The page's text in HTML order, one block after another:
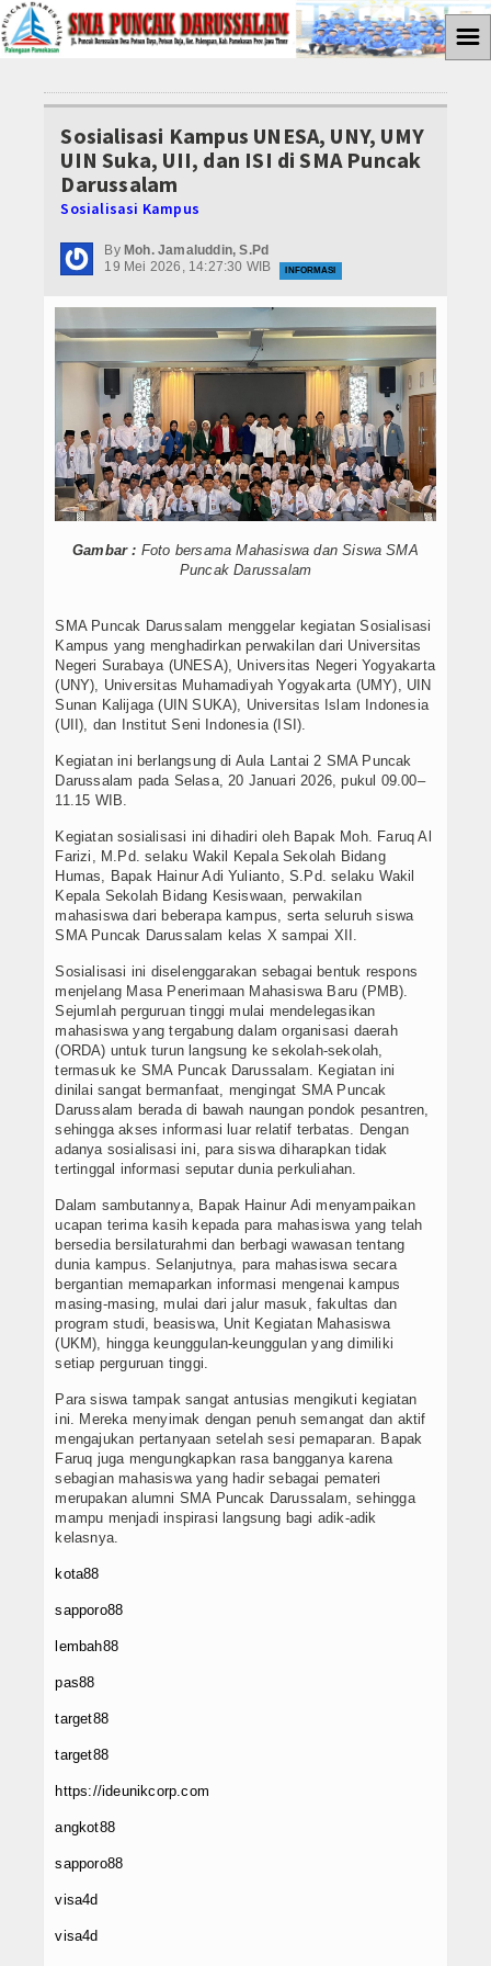
Home
ABSENSI
PROGRAM P5
Bangunlah Jiwa dan Raganya
Suara Demokrasi
Media Cyto Farma
Kewirausahaan
Galeri
Video
Karya Ilmiah
Siswa
Data Alumni
SarPras
ERAPORT
Eraport
Miso Medis
Contact
☰
Sosialisasi Kampus UNESA, UNY, UMY
UIN Suka, UII, dan ISI di SMA Puncak
Darussalam
Sosialisasi Kampus
By Moh. Jamaluddin, S.Pd
19 Mei 2026, 14:27:30 WIB
INFORMASI
Gambar : Foto bersama Mahasiswa dan Siswa SMA
Puncak Darussalam
SMA Puncak Darussalam menggelar kegiatan Sosialisasi
Kampus yang menghadirkan perwakilan dari Universitas
Negeri Surabaya (UNESA), Universitas Negeri Yogyakarta
(UNY), Universitas Muhamadiyah Yogyakarta (UMY), UIN
Sunan Kalijaga (UIN SUKA), Universitas Islam Indonesia
(UII), dan Institut Seni Indonesia (ISI).
Kegiatan ini berlangsung di Aula Lantai 2 SMA Puncak
Darussalam pada Selasa, 20 Januari 2026, pukul 09.00–
11.15 WIB.
Kegiatan sosialisasi ini dihadiri oleh Bapak Moh. Faruq Al
Farizi, M.Pd. selaku Wakil Kepala Sekolah Bidang
Humas, Bapak Hainur Adi Yulianto, S.Pd. selaku Wakil
Kepala Sekolah Bidang Kesiswaan, perwakilan
mahasiswa dari beberapa kampus, serta seluruh siswa
SMA Puncak Darussalam kelas X sampai XII.
Sosialisasi ini diselenggarakan sebagai bentuk respons
menjelang Masa Penerimaan Mahasiswa Baru (PMB).
Sejumlah perguruan tinggi mulai mendelegasikan
mahasiswa yang tergabung dalam organisasi daerah
(ORDA) untuk turun langsung ke sekolah-sekolah,
termasuk ke SMA Puncak Darussalam. Kegiatan ini
dinilai sangat bermanfaat, mengingat SMA Puncak
Darussalam berada di bawah naungan pondok pesantren,
sehingga akses informasi luar relatif terbatas. Dengan
adanya sosialisasi ini, para siswa diharapkan tidak
tertinggal informasi seputar dunia perkuliahan.
Dalam sambutannya, Bapak Hainur Adi menyampaikan
ucapan terima kasih kepada para mahasiswa yang telah
bersedia bersilaturahmi dan berbagi wawasan tentang
dunia kampus. Selanjutnya, para mahasiswa secara
bergantian memaparkan informasi mengenai kampus
masing-masing, mulai dari jalur masuk, fakultas dan
program studi, beasiswa, Unit Kegiatan Mahasiswa
(UKM), hingga keunggulan-keunggulan yang dimiliki
setiap perguruan tinggi.
Para siswa tampak sangat antusias mengikuti kegiatan
ini. Mereka menyimak dengan penuh semangat dan aktif
mengajukan pertanyaan setelah sesi pemaparan. Bapak
Faruq juga mengungkapkan rasa bangganya karena
sebagian mahasiswa yang hadir sebagai pemateri
merupakan alumni SMA Puncak Darussalam, sehingga
mampu menjadi inspirasi langsung bagi adik-adik
kelasnya.
kota88
sapporo88
lembah88
pas88
target88
target88
https://ideunikcorp.com
angkot88
sapporo88
visa4d
visa4d